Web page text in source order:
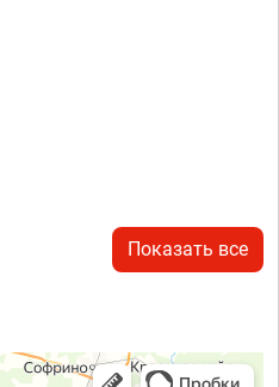
Показать все